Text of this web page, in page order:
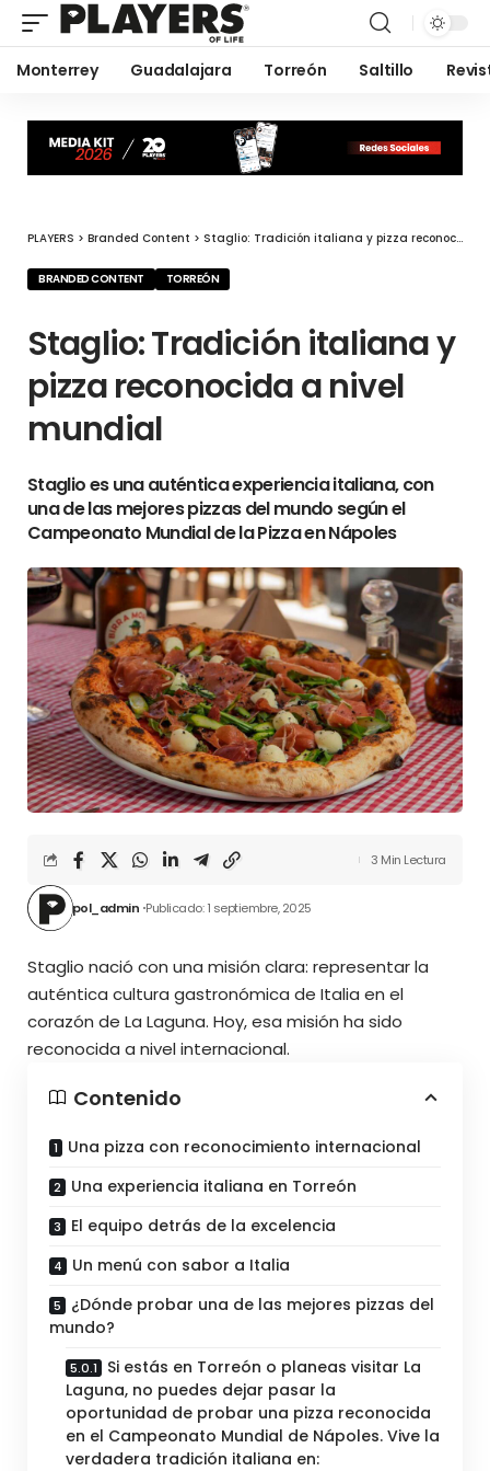
Monterrey Guadalajara Torreón Saltillo
PLAYERS > Branded Content > Staglio: Tradición italiana y pizza reconocida a nivel mundial
BRANDED CONTENT TORREÓN
Staglio: Tradición italiana y
pizza reconocida a nivel
mundial
Staglio es una auténtica experiencia italiana, con
una de las mejores pizzas del mundo según el
Campeonato Mundial de la Pizza en Nápoles
pol_admin Publicado: 1 septiembre, 2025
3 Min Lectura
Staglio nació con una misión clara: representar la
auténtica cultura gastronómica de Italia en el
corazón de La Laguna. Hoy, esa misión ha sido
reconocida a nivel internacional.
Contenido
Una pizza con reconocimiento internacional
Una experiencia italiana en Torreón
El equipo detrás de la excelencia
Un menú con sabor a Italia
¿Dónde probar una de las mejores pizzas del
mundo?
Si estás en Torreón o planeas visitar La
Laguna, no puedes dejar pasar la
oportunidad de probar una pizza reconocida
en el Campeonato Mundial de Nápoles. Vive la
verdadera tradición italiana en: